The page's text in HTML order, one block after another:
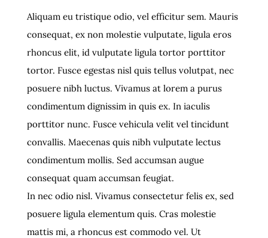
Aliquam eu tristique odio, vel efficitur sem. Mauris
consequat, ex non molestie vulputate, ligula eros
rhoncus elit, id vulputate ligula tortor porttitor
tortor. Fusce egestas nisl quis tellus volutpat, nec
posuere nibh luctus. Vivamus at lorem a purus
condimentum dignissim in quis ex. In iaculis
porttitor nunc. Fusce vehicula velit vel tincidunt
convallis. Maecenas quis nibh vulputate lectus
condimentum mollis. Sed accumsan augue
consequat quam accumsan feugiat.
In nec odio nisl. Vivamus consectetur felis ex, sed
posuere ligula elementum quis. Cras molestie
mattis mi, a rhoncus est commodo vel. Ut